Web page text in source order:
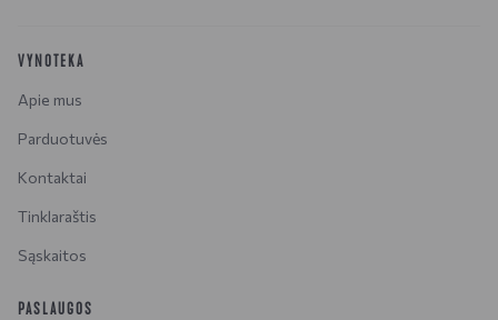
VYNOTEKA
Apie mus
Parduotuvės
Kontaktai
Tinklaraštis
Sąskaitos
PASLAUGOS